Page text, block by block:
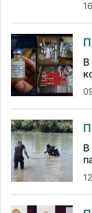
В
В